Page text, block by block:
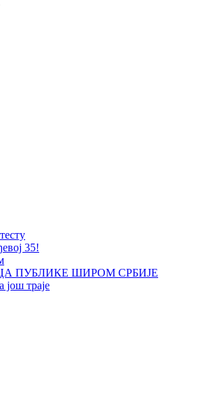
35!
ПУБЛИКЕ ШИРОМ СРБИЈЕ
још траје